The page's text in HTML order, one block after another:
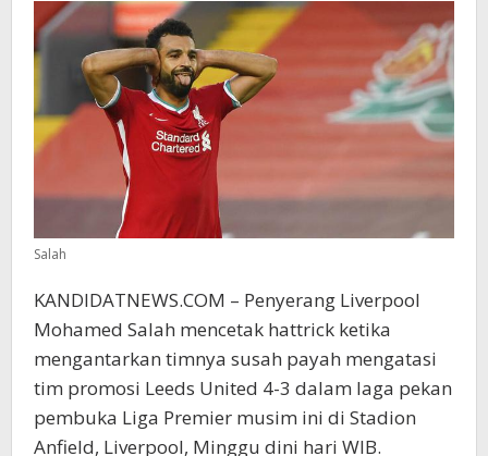
Salah
KANDIDATNEWS.COM – Penyerang Liverpool
Mohamed Salah mencetak hattrick ketika
mengantarkan timnya susah payah mengatasi
tim promosi Leeds United 4-3 dalam laga pekan
pembuka Liga Premier musim ini di Stadion
Anfield, Liverpool, Minggu dini hari WIB.